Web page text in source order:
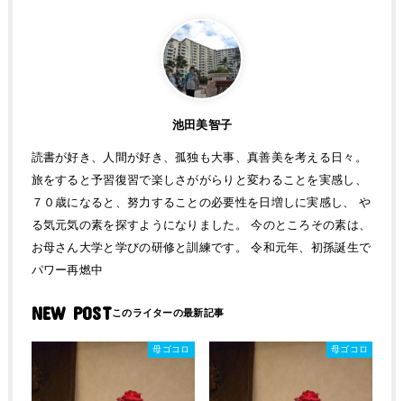
池田美智子
読書が好き、人間が好き、孤独も大事、真善美を考える日々。
旅をすると予習復習で楽しさががらりと変わることを実感し、
７０歳になると、努力することの必要性を日増しに実感し、 や
る気元気の素を探すようになりました。 今のところその素は、
お母さん大学と学びの研修と訓練です。 令和元年、初孫誕生で
パワー再燃中
NEW POST
母ゴコロ 母ゴコロ